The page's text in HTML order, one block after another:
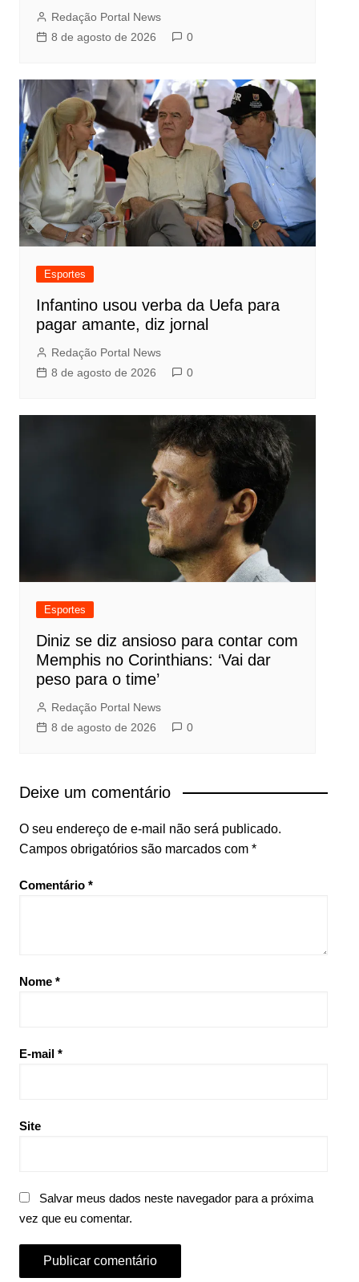
Redação Portal News
8 de agosto de 2026
0
Esportes
Infantino usou verba da Uefa para
pagar amante, diz jornal
Redação Portal News
8 de agosto de 2026
0
Esportes
Diniz se diz ansioso para contar com
Memphis no Corinthians: ‘Vai dar
peso para o time’
Redação Portal News
8 de agosto de 2026
0
Deixe um comentário
O seu endereço de e-mail não será publicado.
Campos obrigatórios são marcados com *
Comentário *
Nome *
E-mail *
Site
Salvar meus dados neste navegador para a próxima
vez que eu comentar.